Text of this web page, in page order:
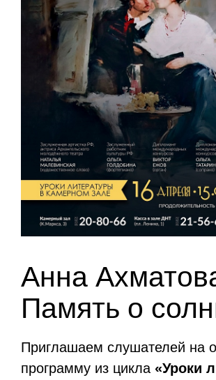
Анна
Память о
Приглашаем слушателей на
программу из цикла «Уроки